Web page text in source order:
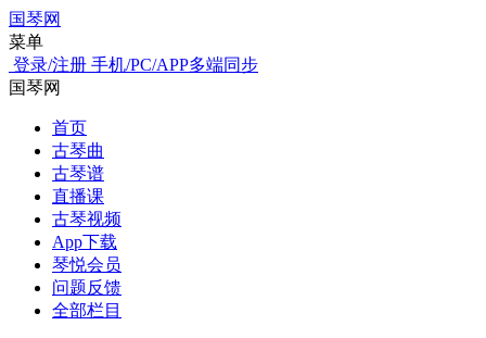
国琴网
菜单
登录/注册 手机/PC/APP多端同步
国琴网
首页
古琴曲
古琴谱
直播课
古琴视频
App下载
琴悦会员
问题反馈
全部栏目